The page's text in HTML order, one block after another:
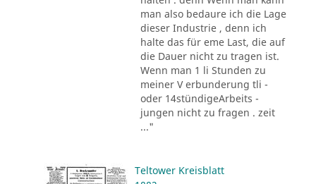
man also bedaure ich die Lage
dieser Industrie , denn ich
halte das für eme Last, die auf
die Dauer nicht zu tragen ist.
Wenn man 1 li Stunden zu
meiner V erbunderung tli -
oder 14stündigeArbeits -
jungen nicht zu fragen . zeit
..."
Teltower Kreisblatt